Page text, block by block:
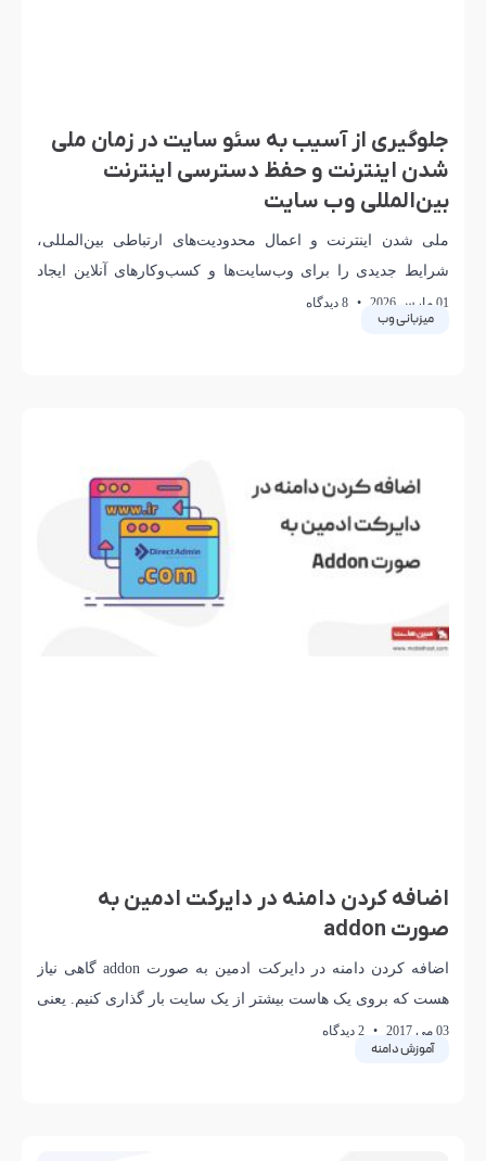
میزبانی وب
جلوگیری از آسیب به سئو سایت در زمان ملی
شدن اینترنت و حفظ دسترسی اینترنت
بین‌المللی وب سایت
ملی شدن اینترنت و اعمال محدودیت‌های ارتباطی بین‌المللی،
شرایط جدیدی را برای وب‌سایت‌ها و کسب‌وکارهای آنلاین ایجاد
کرده است. در چنین وضعیتی، حفظ دسترسی هم‌زمان
01 مارس 2026
آموزش دامنه
اضافه کردن دامنه در دایرکت ادمین به
صورت addon
اضافه کردن دامنه در دایرکت ادمین به صورت addon گاهی نیاز
هست که بروی یک هاست بیشتر از یک سایت بار گذاری کنیم. یعنی
در
03 می 2017